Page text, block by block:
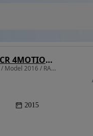
Volkswagen Tiguan 2.0 TDI SCR 4MOTION BlueMotion Technology DSG Sport & Style
1968 cm3 • 150 CP • // 4x4 / DSG / Euro 6 / Model 2016 / RAR / Provizorii / Garantie //
2015